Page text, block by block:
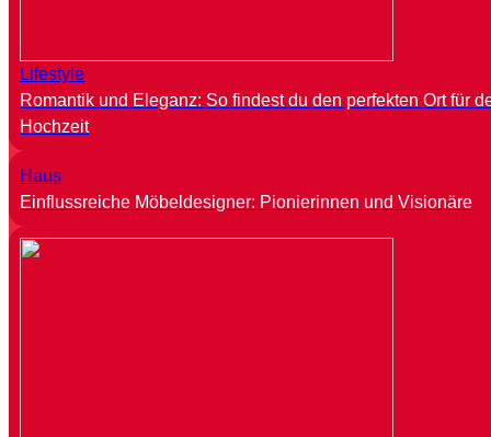
Lifestyle
Romantik und Eleganz: So findest du den perfekten Ort für
Hochzeit
Haus
Einflussreiche Möbeldesigner: Pionierinnen und Visionäre